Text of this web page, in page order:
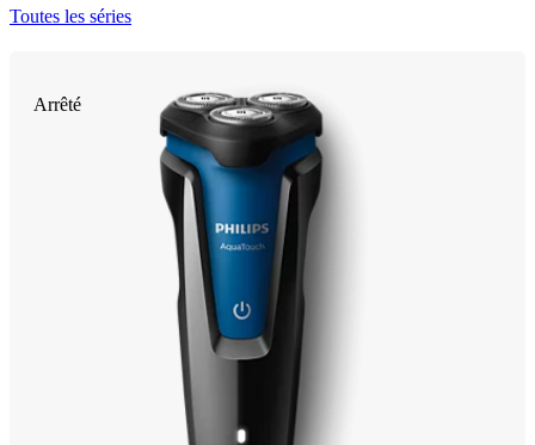
Toutes les séries
Arrêté